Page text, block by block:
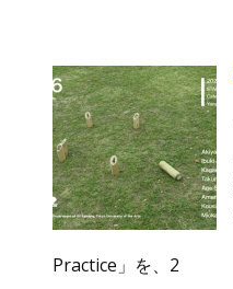
Practice」を、2